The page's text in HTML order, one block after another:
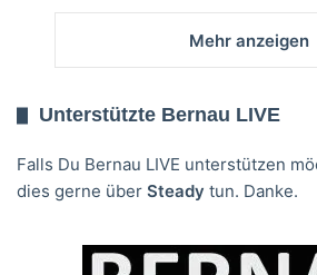
Mehr anzeigen
Unterstützte Bernau LIVE
Falls Du Bernau LIVE unterstützen
dies gerne über Steady tun. Danke.